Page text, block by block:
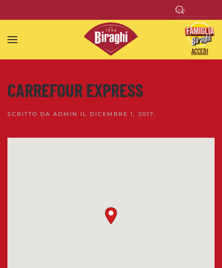
Skip to main content
ACCEDI
CARREFOUR EXPRESS
SCRITTO DA ADMIN IL DICEMBRE 1, 2017.